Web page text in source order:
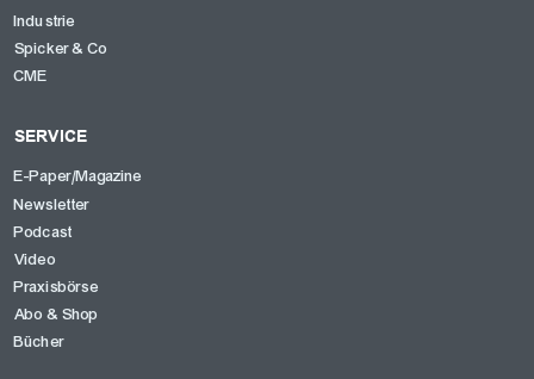
Industrie
Spicker & Co
CME
SERVICE
E-Paper/Magazine
Newsletter
Podcast
Video
Praxisbörse
Abo & Shop
Bücher